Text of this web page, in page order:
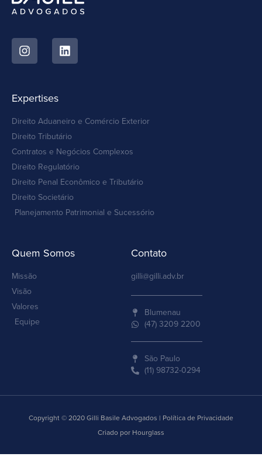
Expertises
Direito Aduaneiro e Comércio Exterior
Direito Tributário
Contratos e Negócios Complexos
Direito Regulatório
Direito Penal Econômico e Tributário
Direito Societário
Planejamento Patrimonial e Sucessório
Quem Somos
Missão
Visão
Valores
Equipe
Contato
gilli@gilli.adv.br
Blumenau
(47) 3209 2200
São Paulo
(11) 98732-0294
Copyright © 2020 Gilli Basile Advogados | Política de Privacidade
Criado por Hourglass